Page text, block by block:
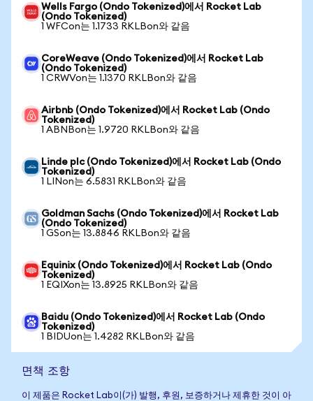
Wells Fargo (Ondo Tokenized)에서 Rocket Lab
(Ondo Tokenized)
1 WFCon는 1.1733 RKLBon와 같음
CoreWeave (Ondo Tokenized)에서 Rocket Lab
(Ondo Tokenized)
1 CRWVon는 1.1370 RKLBon와 같음
Airbnb (Ondo Tokenized)에서 Rocket Lab (Ondo
Tokenized)
1 ABNBon는 1.9720 RKLBon와 같음
Linde plc (Ondo Tokenized)에서 Rocket Lab (Ondo
Tokenized)
1 LINon는 6.5831 RKLBon와 같음
Goldman Sachs (Ondo Tokenized)에서 Rocket Lab
(Ondo Tokenized)
1 GSon는 13.8846 RKLBon와 같음
Equinix (Ondo Tokenized)에서 Rocket Lab (Ondo
Tokenized)
1 EQIXon는 13.8925 RKLBon와 같음
Baidu (Ondo Tokenized)에서 Rocket Lab (Ondo
Tokenized)
1 BIDUon는 1.4282 RKLBon와 같음
면책 조항
이 제품은 Rocket Lab이(가) 발행, 후원, 보증하거나 제휴한 것이 아